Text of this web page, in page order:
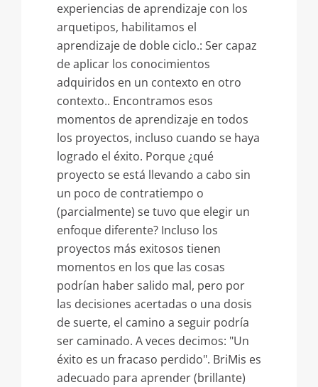
experiencias de aprendizaje con los
arquetipos, habilitamos el
aprendizaje de doble ciclo.: Ser capaz
de aplicar los conocimientos
adquiridos en un contexto en otro
contexto.. Encontramos esos
momentos de aprendizaje en todos
los proyectos, incluso cuando se haya
logrado el éxito. Porque ¿qué
proyecto se está llevando a cabo sin
un poco de contratiempo o
(parcialmente) se tuvo que elegir un
enfoque diferente? Incluso los
proyectos más exitosos tienen
momentos en los que las cosas
podrían haber salido mal, pero por
las decisiones acertadas o una dosis
de suerte, el camino a seguir podría
ser caminado. A veces decimos: "Un
éxito es un fracaso perdido". BriMis es
adecuado para aprender (brillante)